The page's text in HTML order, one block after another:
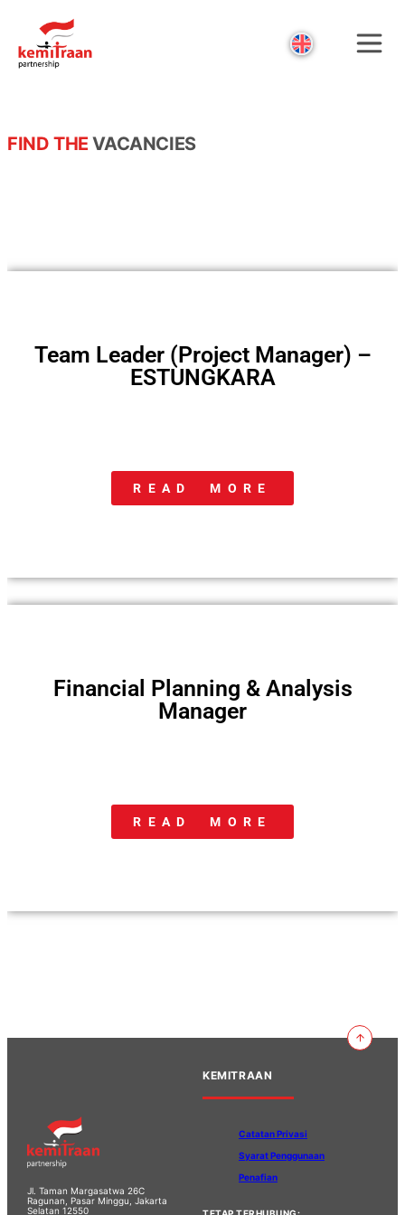
FIND THEVACANCIES
Team Leader (Project Manager) –
ESTUNGKARA
READ MORE
Financial Planning & Analysis
Manager
READ MORE
Jl. Taman Margasatwa 26C
Ragunan, Pasar Minggu, Jakarta
Selatan 12550
KEMITRAAN
Catatan Privasi
Syarat Penggunaan
Penafian
TETAP TERHUBUNG: